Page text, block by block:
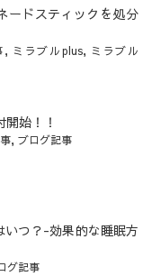
ードスティックを処分
, ミラブルplus, ミラブル
始！！
, ブログ記事
いつ？-効果的な睡眠方
グ記事